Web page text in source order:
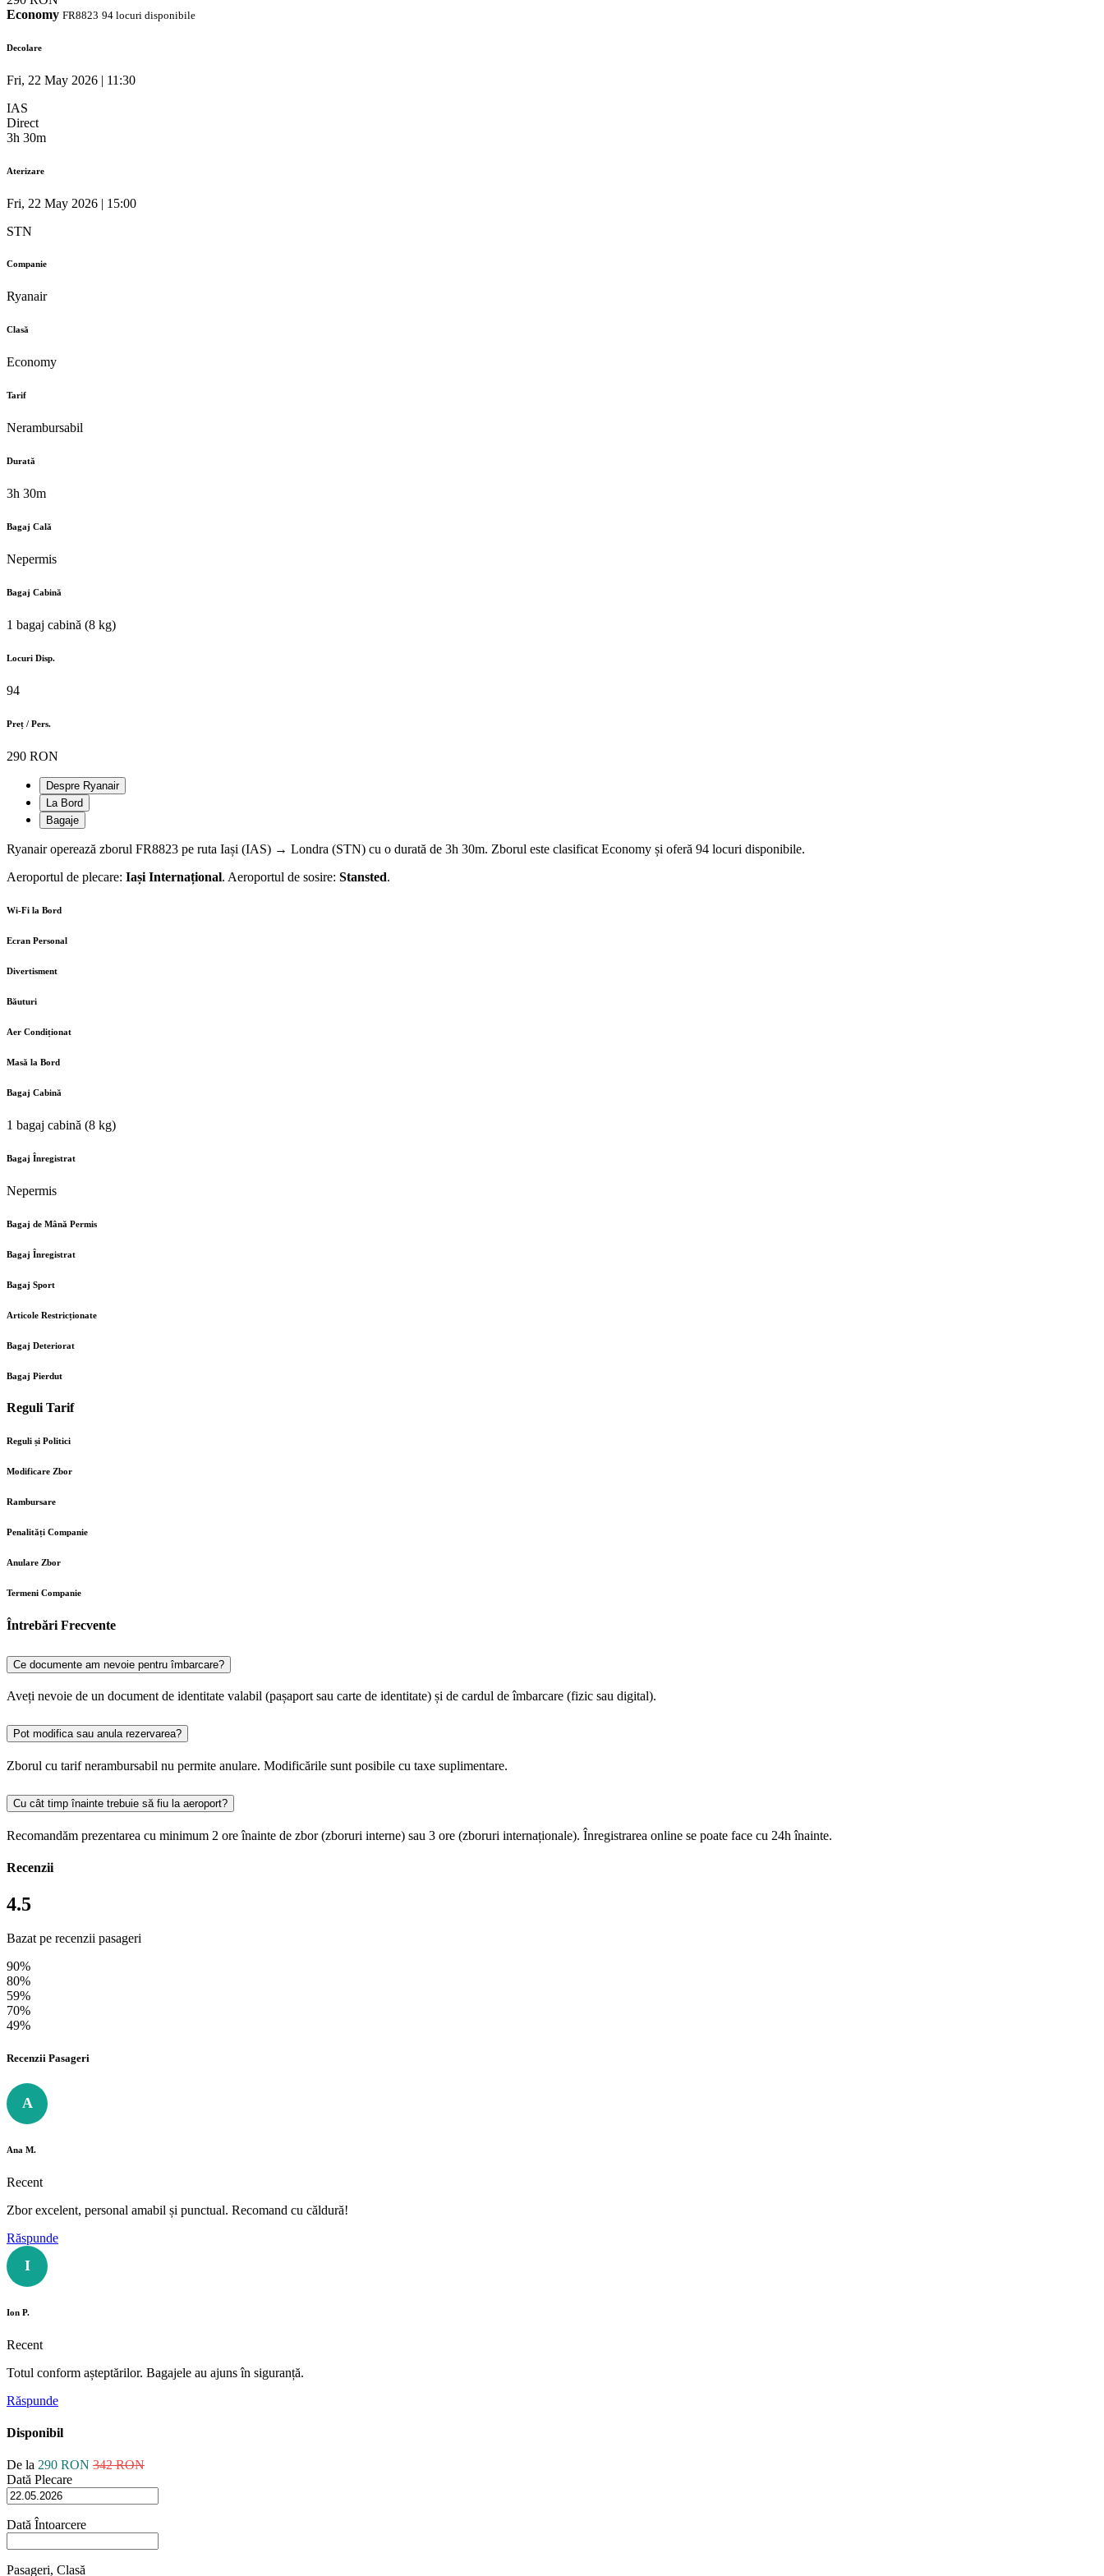
Economy FR8823 94 locuri disponibile
Decolare
Fri, 22 May 2026 | 11:30
IAS
Direct
3h 30m
Aterizare
Fri, 22 May 2026 | 15:00
STN
Companie
Ryanair
Clasă
Economy
Tarif
Nerambursabil
Durată
3h 30m
Bagaj Cală
Nepermis
Bagaj Cabină
1 bagaj cabină (8 kg)
Locuri Disp.
94
Preț / Pers.
290 RON
Despre Ryanair
La Bord
Bagaje
Ryanair operează zborul FR8823 pe ruta Iași (IAS) → Londra (STN) cu o durată de 3h 30m. Zborul este clasificat Economy și oferă 94 locuri disponibile.
Aeroportul de plecare: Iași Internațional. Aeroportul de sosire: Stansted.
Wi-Fi la Bord
Ecran Personal
Divertisment
Băuturi
Aer Condiționat
Masă la Bord
Bagaj Cabină
1 bagaj cabină (8 kg)
Bagaj Înregistrat
Nepermis
Bagaj de Mână Permis
Bagaj Înregistrat
Bagaj Sport
Articole Restricționate
Bagaj Deteriorat
Bagaj Pierdut
Reguli Tarif
Reguli și Politici
Modificare Zbor
Rambursare
Penalități Companie
Anulare Zbor
Termeni Companie
Întrebări Frecvente
Ce documente am nevoie pentru îmbarcare?
Aveți nevoie de un document de identitate valabil (pașaport sau carte de identitate) și de cardul de îmbarcare (fizic sau digital).
Pot modifica sau anula rezervarea?
Zborul cu tarif nerambursabil nu permite anulare. Modificările sunt posibile cu taxe suplimentare.
Cu cât timp înainte trebuie să fiu la aeroport?
Recomandăm prezentarea cu minimum 2 ore înainte de zbor (zboruri interne) sau 3 ore (zboruri internaționale). Înregistrarea online se poate face cu 24h înainte.
Recenzii
4.5
Bazat pe recenzii pasageri
90%
80%
59%
70%
49%
Recenzii Pasageri
A
Ana M.
Recent
Zbor excelent, personal amabil și punctual. Recomand cu căldură!
Răspunde
I
Ion P.
Recent
Totul conform așteptărilor. Bagajele au ajuns în siguranță.
Răspunde
Disponibil
De la 290 RON 342 RON
Dată Plecare
Dată Întoarcere
Pasageri, Clasă